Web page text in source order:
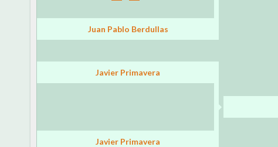
Juan Pablo Berdullas
Javier Primavera
Javier Primavera